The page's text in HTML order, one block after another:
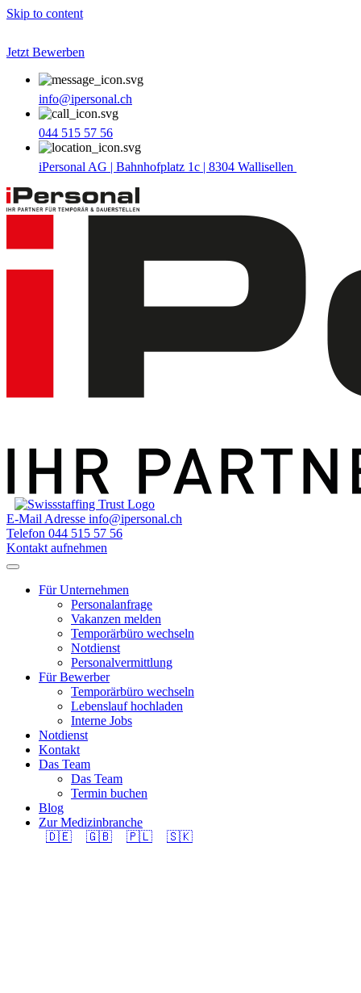
Skip to content
Jetzt Bewerben
info@ipersonal.ch
044 515 57 56
iPersonal AG | Bahnhofplatz 1c | 8304 Wallisellen
E-Mail Adresse info@ipersonal.ch
Telefon 044 515 57 56
Kontakt aufnehmen
Für Unternehmen
Personalanfrage
Vakanzen melden
Temporärbüro wechseln
Notdienst
Personalvermittlung
Für Bewerber
Temporärbüro wechseln
Lebenslauf hochladen
Interne Jobs
Notdienst
Kontakt
Das Team
Das Team
Termin buchen
Blog
Zur Medizinbranche
🇩🇪
🇬🇧 🇵🇱 🇸🇰